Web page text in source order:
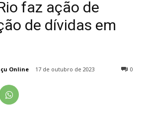
faz ação de
de dívidas em
Online 17 de outubro de 2023 0